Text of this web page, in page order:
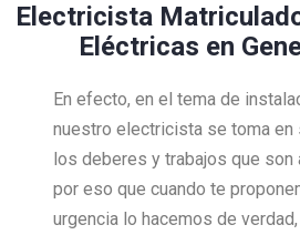
Electricista
Eléctricas en
En efecto, en el tema de
nuestro electricista se toma en
los deberes y trabajos que son
por eso que cuando te
urgencia lo hacemos de